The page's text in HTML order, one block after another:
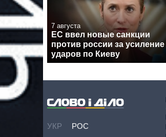
7 августа
ЕС ввел новые санкции
против россии за усиление
ударов по Киеву
УКР РОС